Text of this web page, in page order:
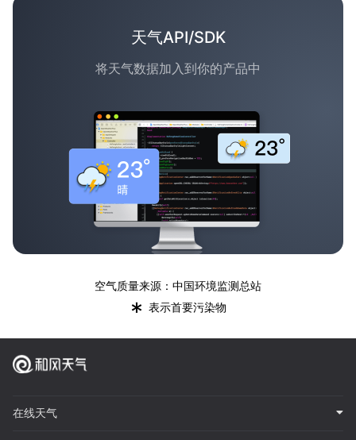
天气API/SDK
将天气数据加入到你的产品中
空气质量来源：中国环境监测总站
* 表示首要污染物
在线天气